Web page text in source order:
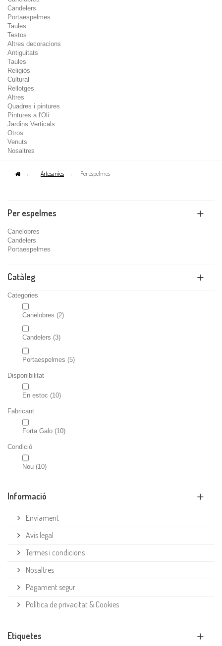
Candelers
Portaespelmes
Taules
Testos
Altres decoracions
Antiguitats
Taules
Religiós
Cultural
Rellotges
Altres
Quadres i pintures
Pintures a l'Oli
Jardins Verticals
Otros
Venuts
Nosaltres
Artesanies Per espelmes
Per espelmes
Canelobres
Candelers
Portaespelmes
Catàleg
Categories
Canelobres (2)
Candelers (3)
Portaespelmes (5)
Disponibilitat
En estoc (10)
Fabricant
Forta Galo (10)
Condició
Nou (10)
Informació
Enviament
Avís legal
Termes i condicions
Nosaltres
Pagament segur
Política de privacitat & Cookies
Etiquetes